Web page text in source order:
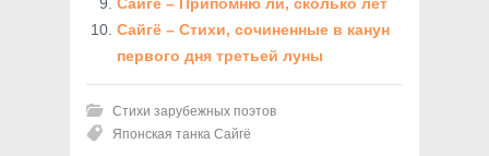
Сайгё – Стихи, сочиненные в канун
первого дня третьей луны
Стихи зарубежных поэтов
Японская танка Сайгё